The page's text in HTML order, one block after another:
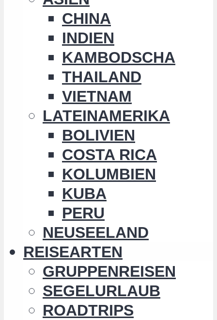
CHINA
INDIEN
KAMBODSCHA
THAILAND
VIETNAM
LATEINAMERIKA
BOLIVIEN
COSTA RICA
KOLUMBIEN
KUBA
PERU
NEUSEELAND
REISEARTEN
GRUPPENREISEN
SEGELURLAUB
ROADTRIPS